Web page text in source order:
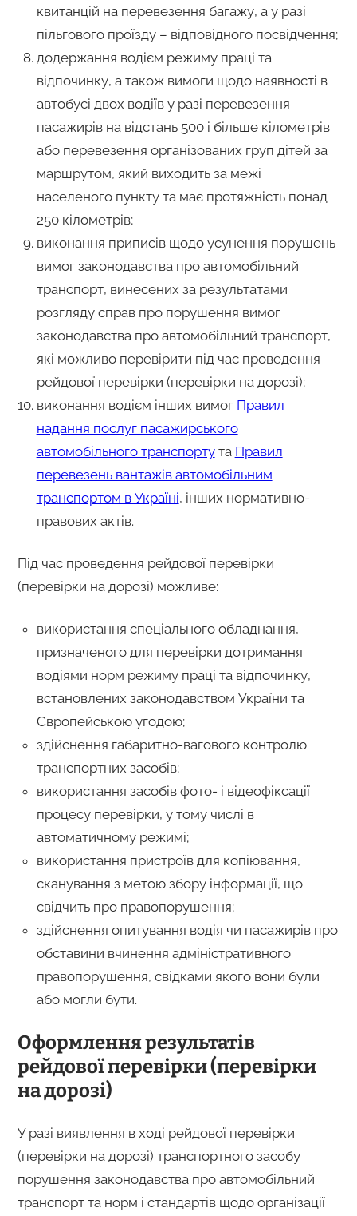
квитанцій на перевезення багажу, а у разі
пільгового проїзду – відповідного посвідчення;
додержання водієм режиму праці та
відпочинку, а також вимоги щодо наявності в
автобусі двох водіїв у разі перевезення
пасажирів на відстань 500 і більше кілометрів
або перевезення організованих груп дітей за
маршрутом, який виходить за межі
населеного пункту та має протяжність понад
250 кілометрів;
виконання приписів щодо усунення порушень
вимог законодавства про автомобільний
транспорт, винесених за результатами
розгляду справ про порушення вимог
законодавства про автомобільний транспорт,
які можливо перевірити під час проведення
рейдової перевірки (перевірки на дорозі);
виконання водієм інших вимог Правил
надання послуг пасажирського
автомобільного транспортута Правил
перевезень вантажів автомобільним
транспортом в Україні, інших нормативно-
правових актів.
Під час проведення рейдової перевірки
(перевірки на дорозі) можливе:
використання спеціального обладнання,
призначеного для перевірки дотримання
водіями норм режиму праці та відпочинку,
встановлених законодавством України та
Європейською угодою;
здійснення габаритно-вагового контролю
транспортних засобів;
використання засобів фото- і відеофіксації
процесу перевірки, у тому числі в
автоматичному режимі;
використання пристроїв для копіювання,
сканування з метою збору інформації, що
свідчить про правопорушення;
здійснення опитування водія чи пасажирів про
обставини вчинення адміністративного
правопорушення, свідками якого вони були
або могли бути.
Оформлення результатів
рейдової перевірки (перевірки
на дорозі)
У разі виявлення в ході рейдової перевірки
(перевірки на дорозі) транспортного засобу
порушення законодавства про автомобільний
транспорт та норм і стандартів щодо організації